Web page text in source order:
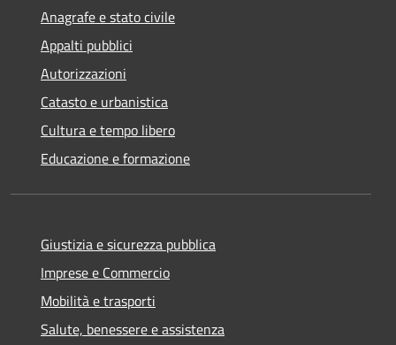
Anagrafe e stato civile
Appalti pubblici
Autorizzazioni
Catasto e urbanistica
Cultura e tempo libero
Educazione e formazione
Giustizia e sicurezza pubblica
Imprese e Commercio
Mobilità e trasporti
Salute, benessere e assistenza